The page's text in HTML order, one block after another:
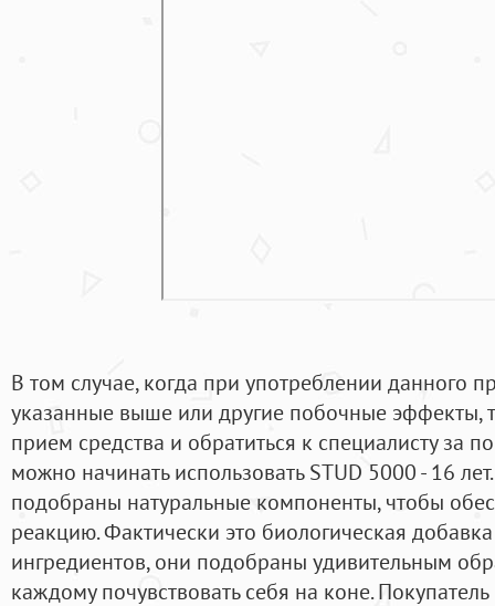
В том случае, когда при употреблении данного
указанные выше или другие побочные эффекты,
прием средства и обратиться к специалисту за
можно начинать использовать STUD 5000 - 16
подобраны натуральные компоненты, чтобы
реакцию. Фактически это биологическая
ингредиентов, они подобраны удивительным
каждому почувствовать себя на коне.